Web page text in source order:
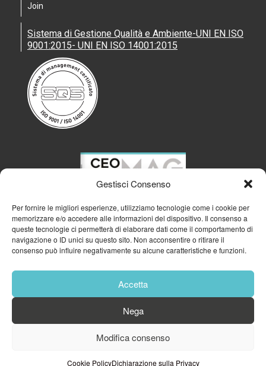
Gestisci Consenso
Per fornire le migliori esperienze, utilizziamo tecnologie come i cookie per
memorizzare e/o accedere alle informazioni del dispositivo. Il consenso a
queste tecnologie ci permetterà di elaborare dati come il comportamento di
navigazione o ID unici su questo sito. Non acconsentire o ritirare il
consenso può influire negativamente su alcune caratteristiche e funzioni.
Accetta
Nega
Modifica consenso
Cookie PolicyDichiarazione sulla Privacy
Join
Sistema di Gestione Qualità e Ambiente-UNI EN ISO
9001:2015- UNI EN ISO 14001:2015
GFA GENERAL MANAGEMENT S.R.L.
Cookie Policy Privacy Policy